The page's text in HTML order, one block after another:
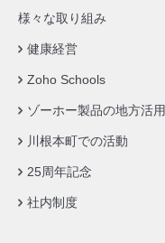
様々な取り組み
健康経営
Zoho Schools
ゾーホー製品の地方活用
川根本町での活動
25周年記念
社内制度